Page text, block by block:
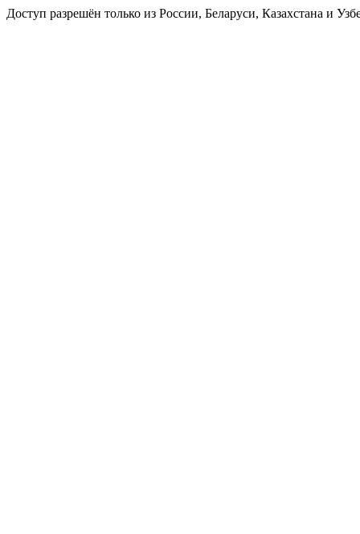
Доступ разрешён только из России, Беларуси, Казахстана и